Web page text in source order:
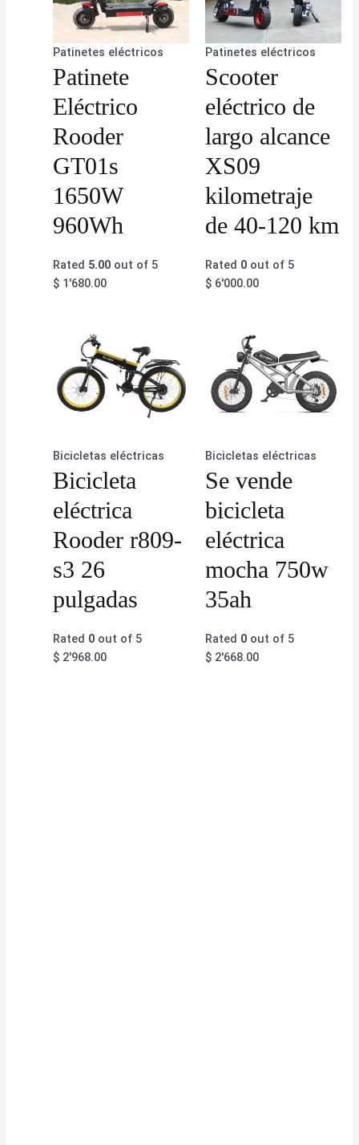
Patinetes eléctricos
Patinete
Eléctrico
Rooder
GT01s
1650W
960Wh
Rated 5.00 out of 5
$ 1'680.00
Patinetes eléctricos
Scooter
eléctrico de
largo alcance
XS09
kilometraje
de 40-120 km
Rated 0out of 5
$6'000.00
Bicicletas eléctricas
Bicicleta
eléctrica
Rooder r809-
s3 26
pulgadas
Rated 0 out of 5
$ 2'968.00
Bicicletas eléctricas
Se vende
bicicleta
eléctrica
mocha 750w
35ah
Rated 0out of 5
$2'668.00